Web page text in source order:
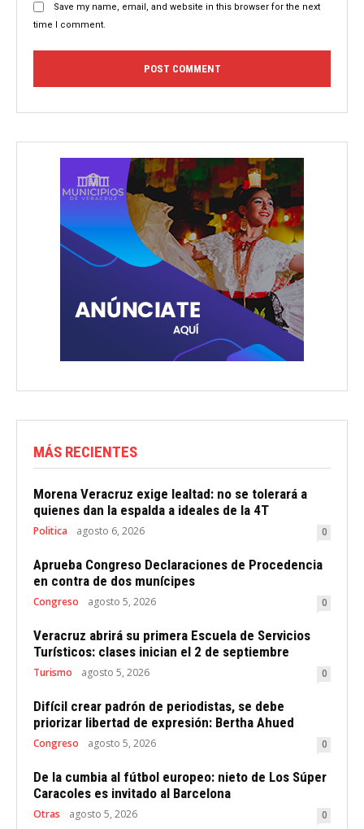
Save my name, email, and website in this browser for the next
time I comment.
MÁS RECIENTES
Morena Veracruz exige lealtad: no se tolerará a
quienes dan la espalda a ideales de la 4T
Politica agosto 6, 2026 0
Aprueba Congreso Declaraciones de Procedencia
en contra de dos munícipes
Congreso agosto 5, 2026 0
Veracruz abrirá su primera Escuela de Servicios
Turísticos: clases inician el 2 de septiembre
Turismo agosto 5, 2026 0
Difícil crear padrón de periodistas, se debe
priorizar libertad de expresión: Bertha Ahued
Congreso agosto 5, 2026 0
De la cumbia al fútbol europeo: nieto de Los Súper
Caracoles es invitado al Barcelona
Otras agosto 5, 2026 0